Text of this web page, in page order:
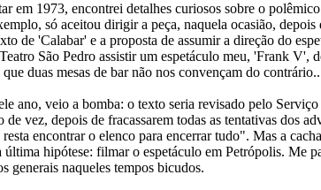
em 1973, encontrei detalhes curiosos sobre o polêmico
só aceitou dirigir a peça, naquela ocasião, depois
de 'Calabar' e a proposta de assumir a direção do
São Pedro assistir um espetáculo meu, 'Frank V',
duas mesas de bar não nos convençam do
ano, veio a bomba: o texto seria revisado pelo Serviço
vez, depois de fracassarem todas as tentativas dos
encontrar o elenco para encerrar tudo". Mas a
hipótese: filmar o espetáculo em Petrópolis. Me
generais naqueles tempos bicudos.